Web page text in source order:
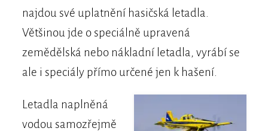
najdou své uplatnění hasičská letadla.
Většinou jde o speciálně upravená
zemědělská nebo nákladní letadla, vyrábí se
ale i speciály přímo určené jen k hašení.
Letadla naplněná
vodou samozřejmě